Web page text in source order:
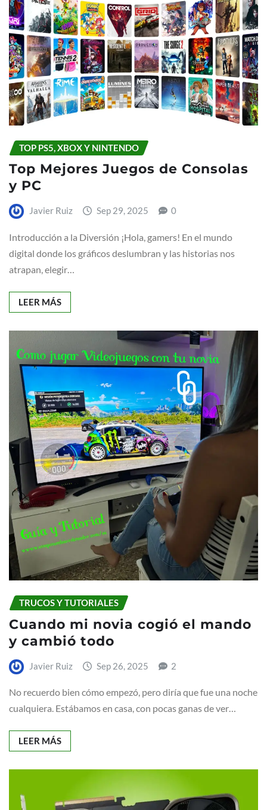
TOP PS5, XBOX Y NINTENDO
Top Mejores Juegos de Consolas
y PC
Javier Ruiz Sep 29, 2025 0
Introducción a la Diversión ¡Hola, gamers! En el mundo
digital donde los gráficos deslumbran y las historias nos
atrapan, elegir…
LEER MÁS
TRUCOS Y TUTORIALES
Cuando mi novia cogió el mando
y cambió todo
Javier Ruiz Sep 26, 2025 2
No recuerdo bien cómo empezó, pero diría que fue una noche
cualquiera. Estábamos en casa, con pocas ganas de ver…
LEER MÁS